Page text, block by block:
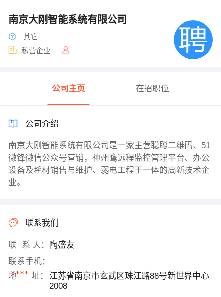
南京大刚智能系统有限公司
其它
私营企业
公司主页 在招职位
公司介绍
南京大刚智能系统有限公司是一家主营聪聪二维码、51
微锋微信公众号营销，神州鹰远程监控管理平台、办公
设备及耗材销售与维护、弱电工程于一体的高新技术企
业。
联系我们
联 系 人：
陶盛友
联系手机：
****
地 址：
江苏省南京市玄武区珠江路88号新世界中心
2008